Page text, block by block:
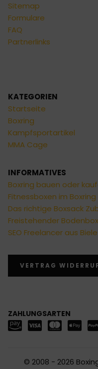
Sitemap
Formulare
FAQ
Partnerlinks
KATEGORIEN
Startseite
Boxring
Kampfsportartikel
MMA Cage
INFORMATIVES
Boxring bauen oder
Fitnessboxen im Boxring
Das richtige Boxsack
Freistehender
SEO Freelancer aus
VERTRAG
ZAHLUNGSARTEN
© 2008 - 2026